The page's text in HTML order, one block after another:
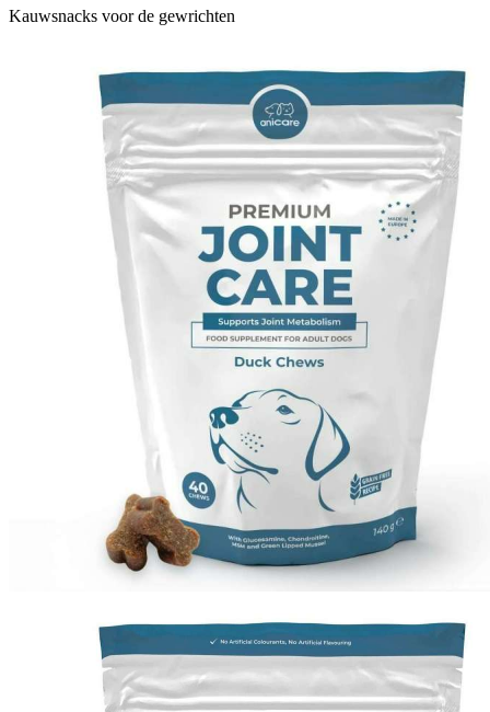
Kauwsnacks voor de gewrichten